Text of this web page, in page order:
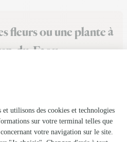
fleurs ou une plante à
du-Faou